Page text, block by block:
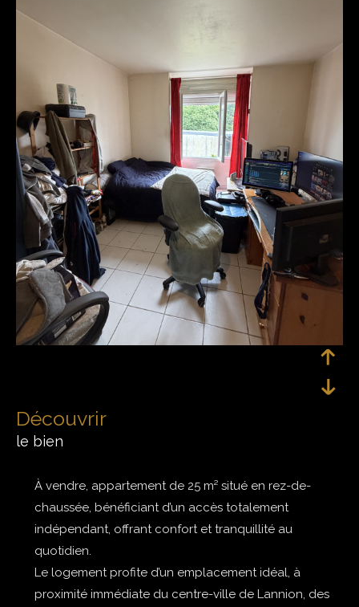
découvrir
le bien
À vendre, appartement de25m² situé en rez-de-
chaussée, bénéficiant d’un accès totalement
indépendant, offrant confort et tranquillité au
quotidien.
Le logement profite d’un emplacement idéal, à
proximité immédiate du centre-ville de Lannion, des